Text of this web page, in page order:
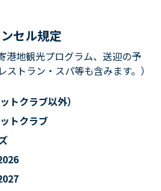
セル規定
港地観光プログラム、送迎の予
トラン・スパ等も含みます。）
トクラブ以外）
トクラブ